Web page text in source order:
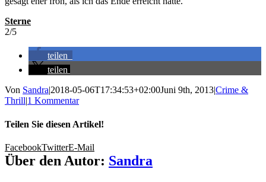
Sterne
2/5
teilen
teilen
Von Sandra|2018-05-06T17:34:53+02:00Juni 9th, 2013|Crime &
Thrill|1 Kommentar
Teilen Sie diesen Artikel!
FacebookTwitterE-Mail
Über den Autor: Sandra